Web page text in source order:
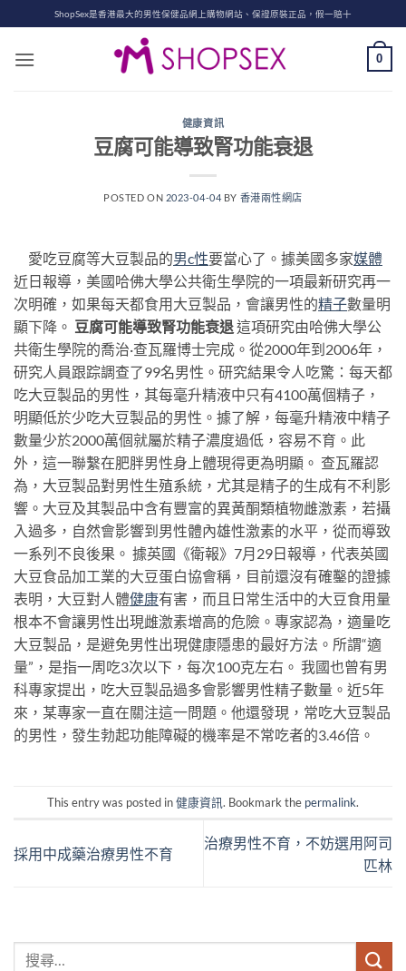
to
content
ShopSex是香港最大的男性保健品網上購物網站、保證原裝正品，假一賠十
0
健康資訊
豆腐可能導致腎功能衰退
POSTED ON 2023-04-04 BY 香港兩性網店
愛吃豆腐等大豆製品的男c性要當心了。據美國多家媒體
近日報導，美國哈佛大學公共衛生學院的一項最新研究再一
次明確，如果每天都食用大豆製品，會讓男性的精子數量明
顯下降。 豆腐可能導致腎功能衰退這項研究由哈佛大學公
共衛生學院的喬治·查瓦羅博士完成。從2000年到2006年，
研究人員跟踪調查了99名男性。研究結果令人吃驚：每天都
吃大豆製品的男性，其每毫升精液中只有4100萬個精子，
明顯低於少吃大豆製品的男性。據了解，每毫升精液中精子
數量少於2000萬個就屬於精子濃度過低，容易不育。此
外，這一聯繫在肥胖男性身上體現得更為明顯。 查瓦羅認
為，大豆製品對男性生殖系統，尤其是精子的生成有不利影
響。大豆及其製品中含有豐富的異黃酮類植物雌激素，若攝
入過多，自然會影響到男性體內雄性激素的水平，從而導致
一系列不良後果。 據英國《衛報》7月29日報導，代表英國
大豆食品加工業的大豆蛋白協會稱，目前還沒有確鑿的證據
表明，大豆對人體健康有害，而且日常生活中的大豆食用量
根本不會讓男性出現雌激素增高的危險。專家認為，適量吃
大豆製品，是避免男性出現健康隱患的最好方法。所謂“適
量”，是指一周吃3次以下，每次100克左右。 我國也曾有男
科專家提出，吃大豆製品過多會影響男性精子數量。近5年
來，某專家一直在關注這一問題。他還發現，常吃大豆製品
的男性，發生勃起功能障礙的機率是不常吃者的3.46倍。
This entry was posted in健康資訊. Bookmark the permalink.
採用中成藥治療男性不育
治療男性不育，不妨選用阿司
匹林